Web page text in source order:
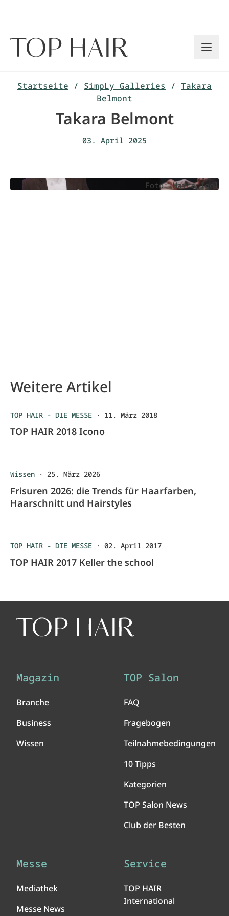
Startseite / SimpLy Galleries / Takara
Belmont
Takara Belmont
03. April 2025
Foto: Marco Igel
Weitere Artikel
TOP HAIR - DIE MESSE · 11. März 2018
TOP HAIR 2018 Icono
Wissen · 25. März 2026
Frisuren 2026: die Trends für Haarfarben,
Haarschnitt und Hairstyles
TOP HAIR - DIE MESSE · 02. April 2017
TOP HAIR 2017 Keller the school
Magazin
Branche
Business
Wissen
TOP Salon
FAQ
Fragebogen
Teilnahmebedingungen
10 Tipps
Kategorien
TOP Salon News
Club der Besten
Messe
Mediathek
Messe News
Service
TOP HAIR
International